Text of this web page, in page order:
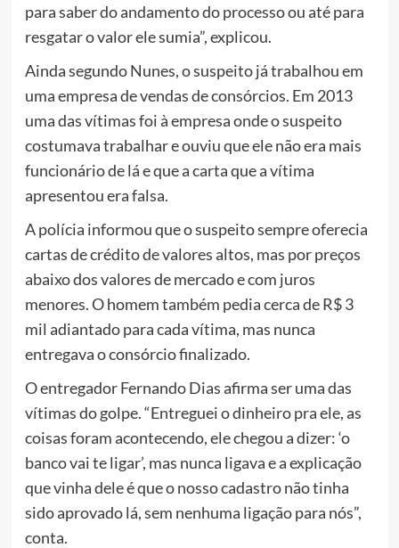
para saber do andamento do processo ou até para
resgatar o valor ele sumia”, explicou.
Ainda segundo Nunes, o suspeito já trabalhou em
uma empresa de vendas de consórcios. Em 2013
uma das vítimas foi à empresa onde o suspeito
costumava trabalhar e ouviu que ele não era mais
funcionário de lá e que a carta que a vítima
apresentou era falsa.
A polícia informou que o suspeito sempre oferecia
cartas de crédito de valores altos, mas por preços
abaixo dos valores de mercado e com juros
menores. O homem também pedia cerca de R$ 3
mil adiantado para cada vítima, mas nunca
entregava o consórcio finalizado.
O entregador Fernando Dias afirma ser uma das
vítimas do golpe. “Entreguei o dinheiro pra ele, as
coisas foram acontecendo, ele chegou a dizer: ‘o
banco vai te ligar’, mas nunca ligava e a explicação
que vinha dele é que o nosso cadastro não tinha
sido aprovado lá, sem nenhuma ligação para nós”,
conta.